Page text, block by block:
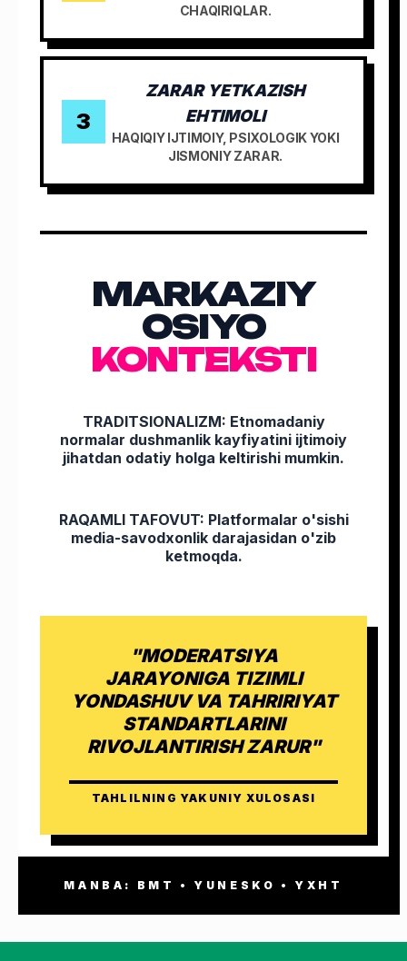
CHAQIRIQLAR.
3
ZARAR YETKAZISH
EHTIMOLI
HAQIQIY IJTIMOIY, PSIXOLOGIK YOKI
JISMONIY ZARAR.
MARKAZIY
OSIYO
KONTEKSTI
TRADITSIONALIZM: Etnomadaniy
normalar dushmanlik kayfiyatini ijtimoiy
jihatdan odatiy holga keltirishi mumkin.
RAQAMLI TAFOVUT: Platformalar o'sishi
media-savodxonlik darajasidan o'zib
ketmoqda.
"MODERATSIYA
JARAYONIGA TIZIMLI
YONDASHUV VA TAHRIRIYAT
STANDARTLARINI
RIVOJLANTIRISH ZARUR"
TAHLILNING YAKUNIY XULOSASI
MANBA: BMT • YUNESKO • YXHT